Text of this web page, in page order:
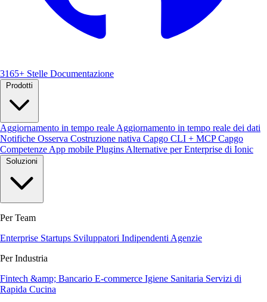
3165+ Stelle Documentazione
Prodotti
Aggiornamento in tempo reale Aggiornamento in tempo reale dei dati
Notifiche Osserva Costruzione nativa Capgo CLI + MCPCapgo
Competenze App mobile Plugins Alternative per Enterprise di Ionic
Soluzioni
Per Team
Enterprise Startups Sviluppatori Indipendenti Agenzie
Per Industria
Fintech &amp; Bancario E-commerce Igiene Sanitaria Servizi di
Rapida Cucina